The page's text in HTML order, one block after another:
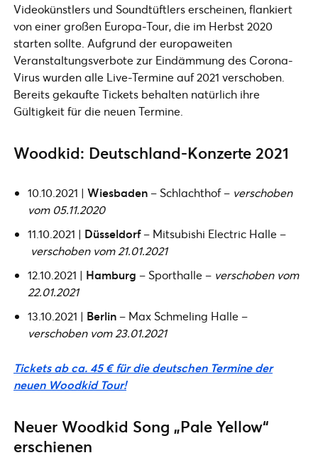
Videokünstlers und Soundtüftlers erscheinen, flankiert
von einer großen Europa-Tour, die im Herbst 2020
starten sollte. Aufgrund der europaweiten
Veranstaltungsverbote zur Eindämmung des Corona-
Virus wurden alle Live-Termine auf 2021 verschoben.
Bereits gekaufte Tickets behalten natürlich ihre
Gültigkeit für die neuen Termine.
Woodkid: Deutschland-Konzerte 2021
10.10.2021 | Wiesbaden– Schlachthof – verschoben
vom 05.11.2020
11.10.2021 | Düsseldorf– Mitsubishi Electric Halle –
verschoben vom 21.01.2021
12.10.2021 | Hamburg – Sporthalle – verschoben vom
22.01.2021
13.10.2021 | Berlin– Max Schmeling Halle –
verschoben vom 23.01.2021
Tickets ab ca. 45 € für die deutschen Termine der
neuen Woodkid Tour!
Neuer Woodkid Song „Pale Yellow“
erschienen